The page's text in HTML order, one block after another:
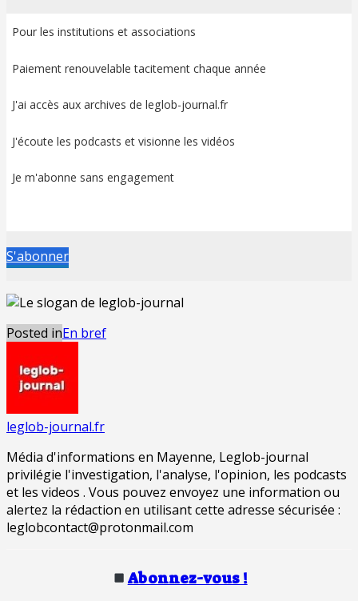
Pour les institutions et associations
Paiement renouvelable tacitement chaque année
J'ai accès aux archives de leglob-journal.fr
J'écoute les podcasts et visionne les vidéos
Je m'abonne sans engagement
S'abonner
Posted inEn bref
leglob-journal.fr
Média d'informations en Mayenne, Leglob-journal
privilégie l'investigation, l'analyse, l'opinion, les podcasts
et les videos . Vous pouvez envoyez une information ou
alertez la rédaction en utilisant cette adresse sécurisée :
leglobcontact@protonmail.com
Abonnez-vous !